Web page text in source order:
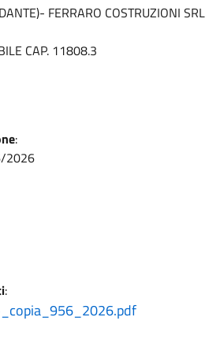
FERRARO COSTRUZIONI SRL
CAP. 11808.3
:
2026
: